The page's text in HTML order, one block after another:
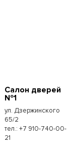
Салон дверей
№1
ул. Дзержинского
65/2
тел.: +7 910-740-00-
21